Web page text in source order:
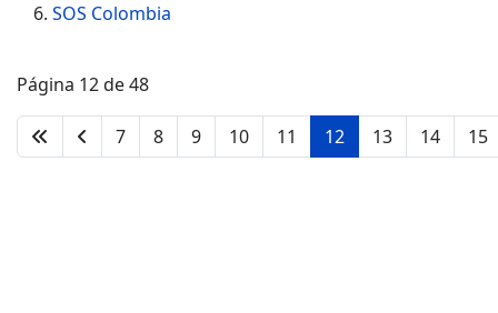
SOS Colombia
Página 12 de 48
7 8 9 10 11 12 13 14 15